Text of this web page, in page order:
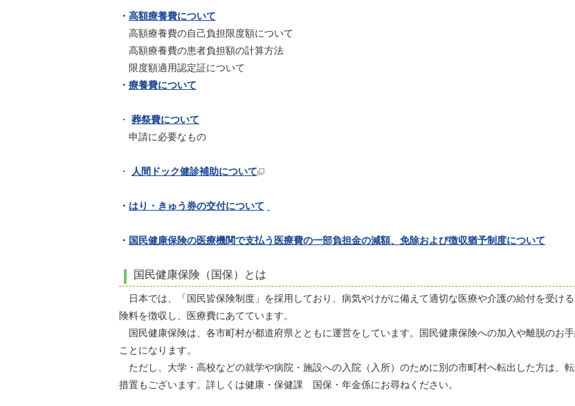
・ 高額療養費について
高額療養費の自己負担限度額について
高額療養費の患者負担額の計算方法
限度額適用認定証について
・ 療養費について
・ 葬祭費について
申請に必要なもの
・ 人間ドック健診補助について
・ はり・きゅう券の交付について
・ 国民健康保険の医療機関で支払う医療費の一部負担金の減額、免除および徴収猶予制度について
国民健康保険（国保）とは
日本では、「国民皆保険制度」を採用しており、病気やけがに備えて適切な医療や介護の給付を受け
険料を徴収し、医療費にあてています。
国民健康保険は、各市町村が都道府県とともに運営をしています。国民健康保険への加入や離脱のお
ことになります。
ただし、大学・高校などの就学や病院・施設への入院（入所）のために別の市町村へ転出した方は、
措置もございます。詳しくは健康・保健課 国保・年金係にお尋ねください。